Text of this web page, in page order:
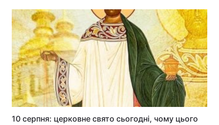
10 серпня: церковне свято сьогодні, чому цього